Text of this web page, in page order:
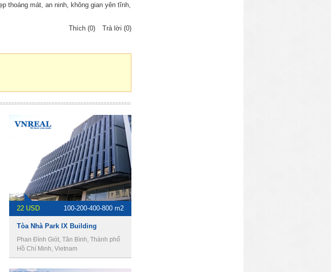
thoáng mát, an ninh, không gian yên tĩnh,
Thích (0)
Trả lời (0)
22 USD 100-200-400-800 m2
Tòa Nhà Park IX Building
Phan Đình Giót, Tân Bình, Thành phố
Hồ Chí Minh, Vietnam